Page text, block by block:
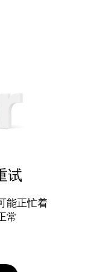
试
能正忙着
常